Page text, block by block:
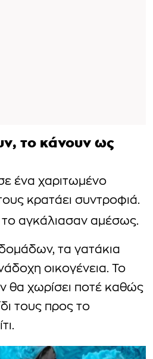
το κάνουν ως
ένα χαριτωμένο
κρατάει συντροφιά.
αγκάλιασαν αμέσως.
τα γατάκια
οικογένεια. Το
θα χωρίσει ποτέ καθώς
τους προς το